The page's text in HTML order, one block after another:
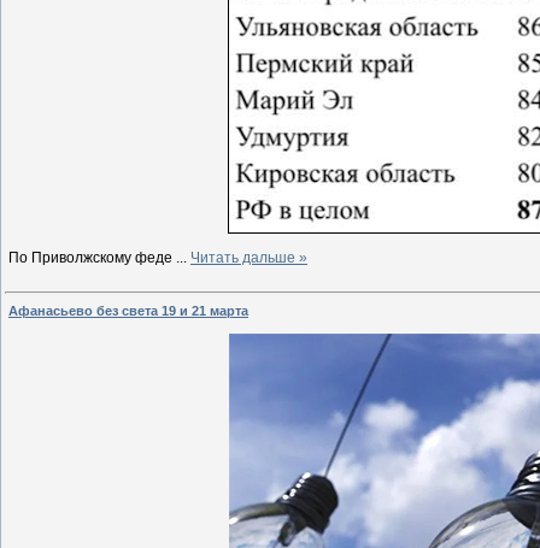
По Приволжскому феде ... Читать дальше »
Афанасьево без света 19 и 21 марта